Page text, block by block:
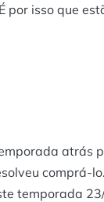
isso que
atrás
comprá-
temporada